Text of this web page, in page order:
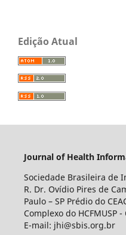
Edição Atual
Journal of Health
Sociedade Brasileira de
R. Dr. Ovídio Pires de
Paulo – SP Prédio do
Complexo do HCFMUSP -
E-mail: jhi@sbis.org.br